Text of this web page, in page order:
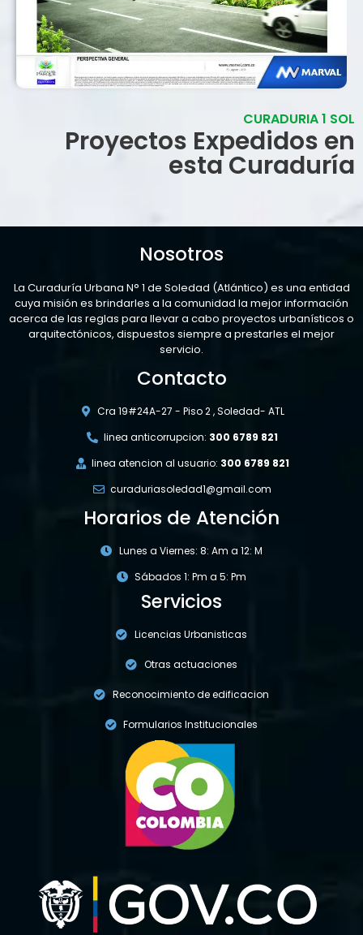
CURADURIA 1 SOL
Proyectos Expedidos en
esta Curaduría
Nosotros
La Curaduría Urbana N° 1 de Soledad (Atlántico) es una entidad
cuya misión es brindarles a la comunidad la mejor información
acerca de las reglas para llevar a cabo proyectos urbanísticos o
arquitectónicos, dispuestos siempre a prestarles el mejor
servicio.
Contacto
Cra 19#24A-27 - Piso 2 , Soledad- ATL
linea anticorrupcion: 300 6789 821
linea atencion al usuario: 300 6789 821
curaduriasoledad1@gmail.com
Horarios de Atención
Lunes a Viernes: 8: Am a 12: M
Sábados 1: Pm a 5: Pm
Servicios
Licencias Urbanisticas
Otras actuaciones
Reconocimiento de edificacion
Formularios Institucionales